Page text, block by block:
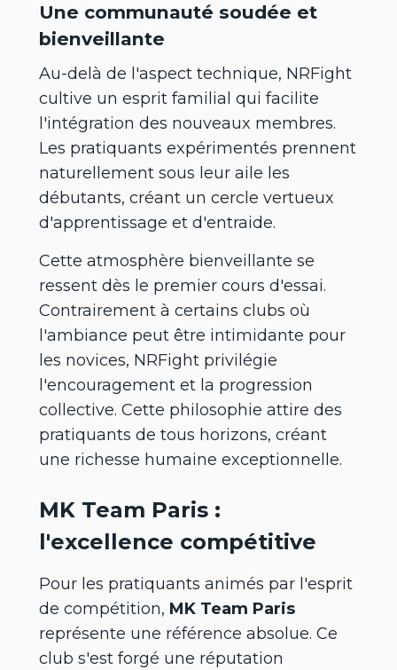
Une communauté soudée et
bienveillante
Au-delà de l'aspect technique, NRFight
cultive un esprit familial qui facilite
l'intégration des nouveaux membres.
Les pratiquants expérimentés prennent
naturellement sous leur aile les
débutants, créant un cercle vertueux
d'apprentissage et d'entraide.
Cette atmosphère bienveillante se
ressent dès le premier cours d'essai.
Contrairement à certains clubs où
l'ambiance peut être intimidante pour
les novices, NRFight privilégie
l'encouragement et la progression
collective. Cette philosophie attire des
pratiquants de tous horizons, créant
une richesse humaine exceptionnelle.
MK Team Paris :
l'excellence compétitive
Pour les pratiquants animés par l'esprit
de compétition, MK Team Paris
représente une référence absolue. Ce
club s'est forgé une réputation